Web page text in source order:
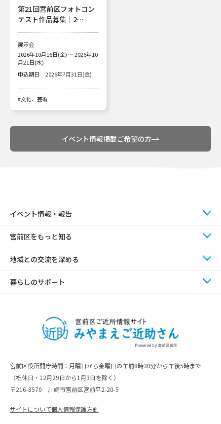
第21回宮前区フォトコン
テスト作品募集｜2…
展示会
2026年10月16日(金) ～ 2026年10
月21日(水)
申込期日
2026年7月31日(金)
#文化、芸術
イベント情報掲載ご希望の方
宮前区役所開庁時間：月曜日から金曜日の午前8時30分から午後5時まで
（祝休日・12月29日から1月3日を除く）
〒216-8570 川崎市宮前区宮前平2-20-5
サイトについて個人情報保護方針
イベント情報・報告
宮前区をもっと知る
地域との交流を深める
暮らしのサポート